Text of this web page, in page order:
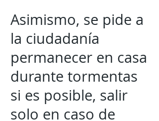
Asimismo, se pide a
la ciudadanía
permanecer en casa
durante tormentas
si es posible, salir
solo en caso de